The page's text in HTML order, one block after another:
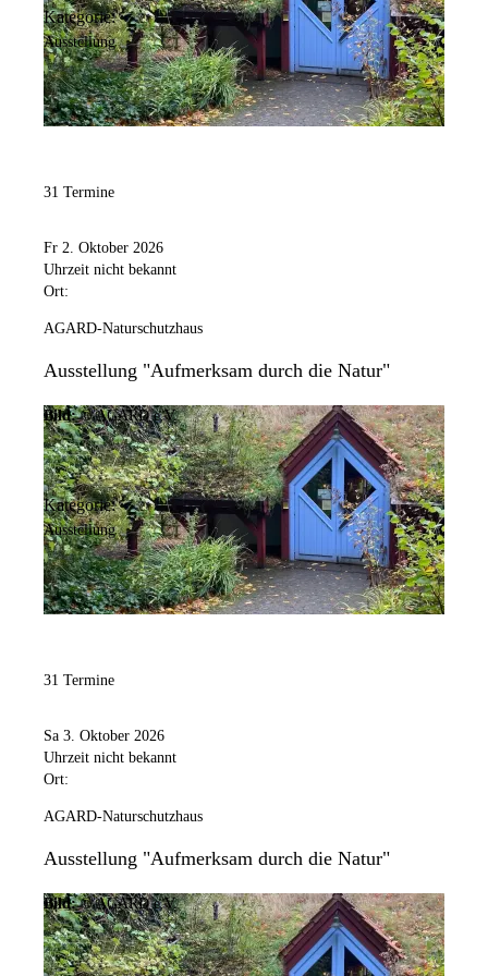
Kategorie:
Ausstellung
31 Termine
Fr 2. Oktober 2026
Uhrzeit nicht bekannt
Ort:
AGARD-Naturschutzhaus
Ausstellung "Aufmerksam durch die Natur"
Bild: © AGARD e.V.
Kategorie:
Ausstellung
31 Termine
Sa 3. Oktober 2026
Uhrzeit nicht bekannt
Ort:
AGARD-Naturschutzhaus
Ausstellung "Aufmerksam durch die Natur"
Bild: © AGARD e.V.